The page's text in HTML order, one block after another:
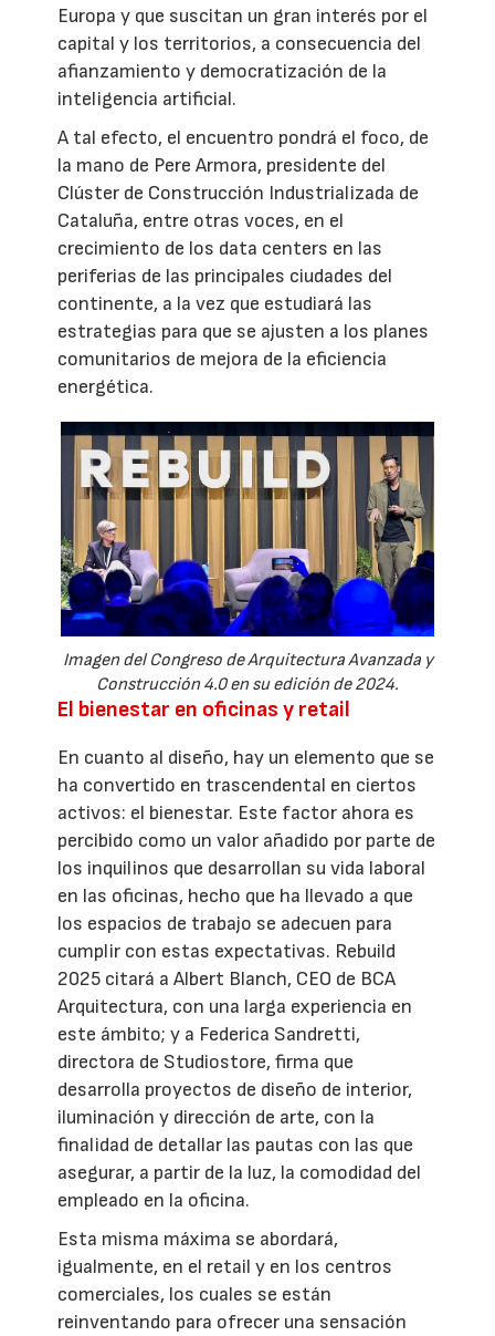
Europa y que suscitan un gran interés por el
capital y los territorios, a consecuencia del
afianzamiento y democratización de la
inteligencia artificial.
A tal efecto, el encuentro pondrá el foco, de
la mano de Pere Armora, presidente del
Clúster de Construcción Industrializada de
Cataluña, entre otras voces, en el
crecimiento de los data centers en las
periferias de las principales ciudades del
continente, a la vez que estudiará las
estrategias para que se ajusten a los planes
comunitarios de mejora de la eficiencia
energética.
Imagen del Congreso de Arquitectura Avanzada y
Construcción 4.0 en su edición de 2024.
El bienestar en oficinas y retail
En cuanto al diseño, hay un elemento que se
ha convertido en trascendental en ciertos
activos: el bienestar. Este factor ahora es
percibido como un valor añadido por parte de
los inquilinos que desarrollan su vida laboral
en las oficinas, hecho que ha llevado a que
los espacios de trabajo se adecuen para
cumplir con estas expectativas. Rebuild
2025 citará a Albert Blanch, CEO de BCA
Arquitectura, con una larga experiencia en
este ámbito; y a Federica Sandretti,
directora de Studiostore, firma que
desarrolla proyectos de diseño de interior,
iluminación y dirección de arte, con la
finalidad de detallar las pautas con las que
asegurar, a partir de la luz, la comodidad del
empleado en la oficina.
Esta misma máxima se abordará,
igualmente, en el retail y en los centros
comerciales, los cuales se están
reinventando para ofrecer una sensación